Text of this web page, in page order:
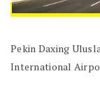
Pekin Daxing
International